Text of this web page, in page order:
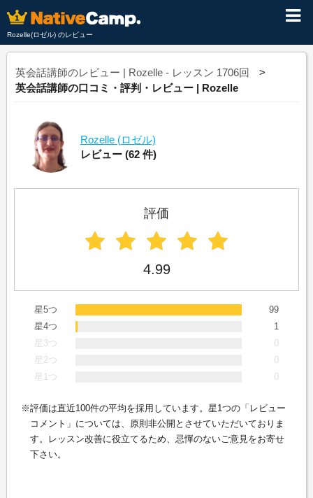
Rozelle(ロゼル) のレビュー
英会話講師のレビュー | Rozelle - レッスン 1706回
英会話講師の口コミ・評判・レビュー | Rozelle
Rozelle (ロゼル)
レビュー (62 件)
評価
4.99
星5つ
99
星4つ
1
星3つ
0
星2つ
0
星1つ
0
評価は直近100件の平均を採用しています。星1つの「レビュー
コメント」については、原則非公開とさせていただいておりま
す。レッスン改善に役立てるため、忌憚のないご意見をお寄せ
下さい。